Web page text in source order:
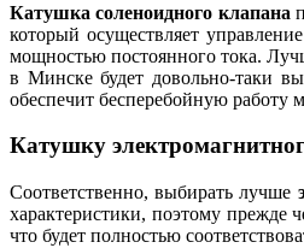
Катушка соленоидного клапана
который осуществляет
мощностью постоянного тока.
в Минске будет довольно-таки
обеспечит бесперебойную работу
Катушку
Соответственно, выбирать лучше
характеристики, поэтому прежде
что будет полностью